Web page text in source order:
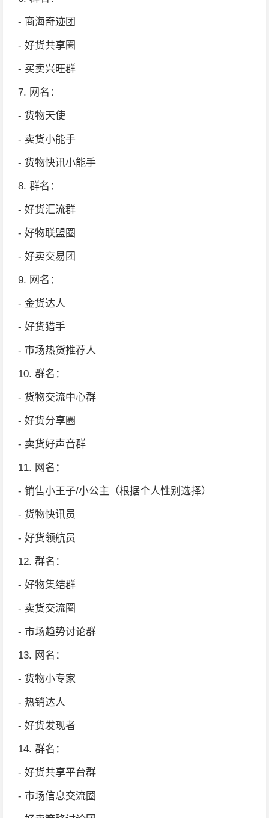
- 商海奇迹团
- 好货共享圈
- 买卖兴旺群
7. 网名：
- 货物天使
- 卖货小能手
- 货物快讯小能手
8. 群名：
- 好货汇流群
- 好物联盟圈
- 好卖交易团
9. 网名：
- 金货达人
- 好货猎手
- 市场热货推荐人
10. 群名：
- 货物交流中心群
- 好货分享圈
- 卖货好声音群
11. 网名：
- 销售小王子/小公主（根据个人性别选择）
- 货物快讯员
- 好货领航员
12. 群名：
- 好物集结群
- 卖货交流圈
- 市场趋势讨论群
13. 网名：
- 货物小专家
- 热销达人
- 好货发现者
14. 群名：
- 好货共享平台群
- 市场信息交流圈